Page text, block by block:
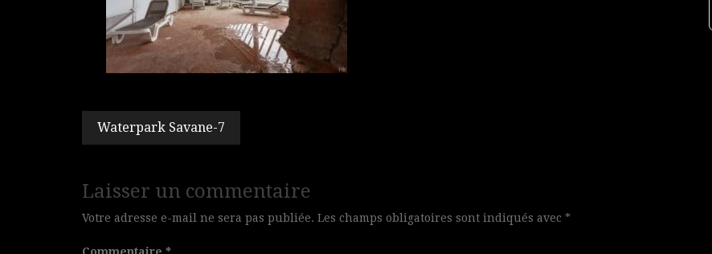
Navigation
de
l’article
Waterpark Savane-7
Laisser un commentaire
Votre adresse e-mail ne sera pas publiée. Les champs obligatoires sont indiqués avec *